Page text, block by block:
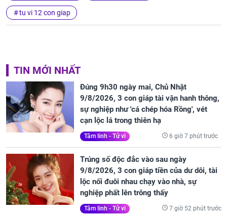
tu vi 12 con giap
TIN MỚI NHẤT
Đúng 9h30 ngày mai, Chủ Nhật
9/8/2026, 3 con giáp tài vận hanh thông,
sự nghiệp như 'cá chép hóa Rồng', vét
cạn lộc lá trong thiên hạ
Tâm linh - Tử vi 6 giờ 7 phút trước
Trúng số độc đắc vào sau ngày
9/8/2026, 3 con giáp tiền của dư dôi, tài
lộc nối đuôi nhau chạy vào nhà, sự
nghiệp phất lên trông thấy
Tâm linh - Tử vi 7 giờ 52 phút trước